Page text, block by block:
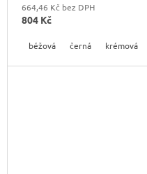
664,46 Kč bez DPH
804 Kč
béžová černá krémová